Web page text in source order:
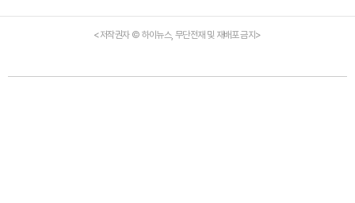
<저작권자 © 하이뉴스, 무단전재 및 재배포 금지>